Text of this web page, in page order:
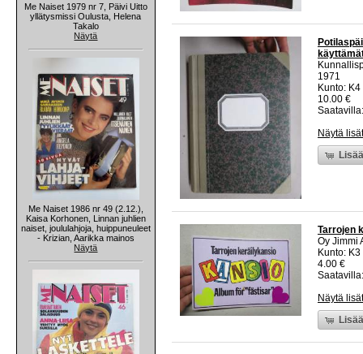
Me Naiset 1979 nr 7, Päivi Uitto
yllätysmissi Oulusta, Helena
Takalo
Näytä
Me Naiset 1986 nr 49 (2.12.),
Kaisa Korhonen, Linnan juhlien
naiset, joululahjoja, huippuneuleet
- Krizian, Aarikka mainos
Näytä
1971
Kunto:
10.00 €
Näytä
Tarrojen
Oy Jimmi
Kunto:
4.00 €
Näytä